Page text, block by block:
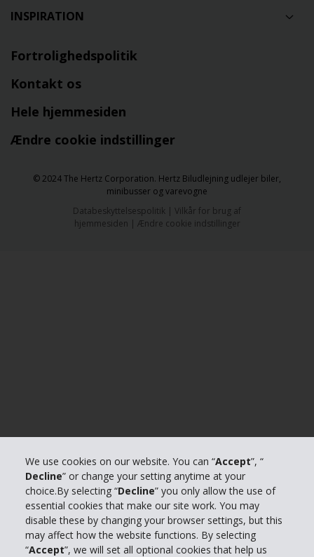
We use cookies on our website. You can “Accept”, “
Decline” or change your setting anytime at your
choice.By selecting “Decline” you only allow the use of
essential cookies that make our site work. You may
disable these by changing your browser settings, but this
may affect how the website functions. By selecting
“Accept”, we will set all optional cookies that help us
INSPIRATION
Fortrolighedspolitik
Kontakt os
Hele hjemmesiden
Ændre cookie indstillinger
© 2024 The Hertz Corporation. Hertz Biludlejning udlejer biler,
minibusser og varevogne
Databeskyttelsespolitik | Vilkår for brug af
hjemmesiden | Ændre cookie indstillinger